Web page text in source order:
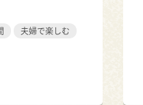
夫婦で楽しむ